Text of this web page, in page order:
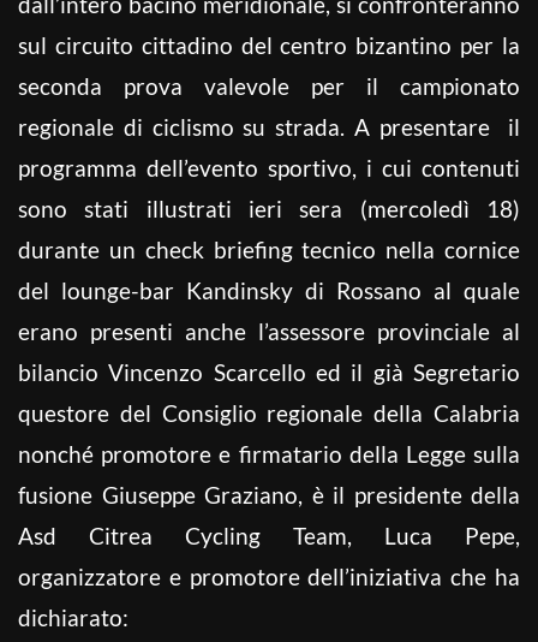
sul circuito cittadino del centro bizantino per la
seconda prova valevole per il campionato
regionale di ciclismo su strada. A presentare il
programma dell’evento sportivo, i cui contenuti
sono stati illustrati ieri sera (mercoledì 18)
durante un check briefing tecnico nella cornice
del lounge-bar Kandinsky di Rossano al quale
erano presenti anche l’assessore provinciale al
bilancio Vincenzo Scarcello ed il già Segretario
questore del Consiglio regionale della Calabria
nonché promotore e firmatario della Legge sulla
fusione Giuseppe Graziano, è il presidente della
Asd Citrea Cycling Team, Luca Pepe,
organizzatore e promotore dell’iniziativa che ha
dichiarato: